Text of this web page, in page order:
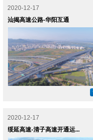
2020-12-17
汕揭高速公路-华阳互通
2020-12-17
绥延高速-清子高速开通运...